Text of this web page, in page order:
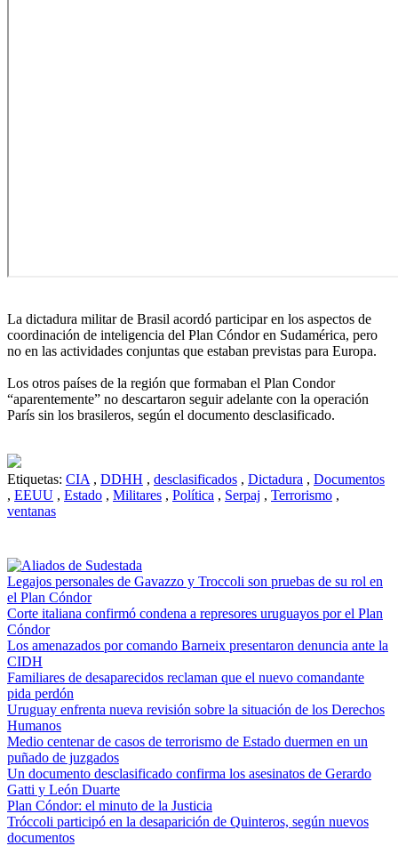
La dictadura militar de Brasil acordó participar en los aspectos de
coordinación de inteligencia del Plan Cóndor en Sudamérica, pero
no en las actividades conjuntas que estaban previstas para Europa.
Los otros países de la región que formaban el Plan Condor
“aparentemente” no descartaron seguir adelante con la operación
París sin los brasileros, según el documento desclasificado.
Etiquetas: CIA , DDHH , desclasificados , Dictadura , Documentos
, EEUU , Estado , Militares , Política , Serpaj , Terrorismo ,
ventanas
Legajos personales de Gavazzo y Troccoli son pruebas de su rol en
el Plan Cóndor
Corte italiana confirmó condena a represores uruguayos por el Plan
Cóndor
Los amenazados por comando Barneix presentaron denuncia ante la
CIDH
Familiares de desaparecidos reclaman que el nuevo comandante
pida perdón
Uruguay enfrenta nueva revisión sobre la situación de los Derechos
Humanos
Medio centenar de casos de terrorismo de Estado duermen en un
puñado de juzgados
Un documento desclasificado confirma los asesinatos de Gerardo
Gatti y León Duarte
Plan Cóndor: el minuto de la Justicia
Tróccoli participó en la desaparición de Quinteros, según nuevos
documentos